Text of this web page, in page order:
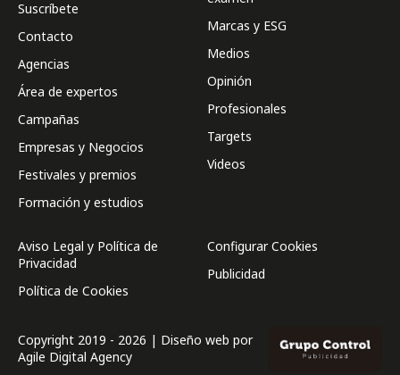
Suscríbete
Contacto
Agencias
Área de expertos
Campañas
Empresas y Negocios
Festivales y premios
Formación y estudios
Marcas y ESG
Medios
Opinión
Profesionales
Targets
Videos
Aviso Legal y Política de
Privacidad
Política de Cookies
Configurar Cookies
Publicidad
Copyright 2019 - 2026 | Diseño web por
Agile Digital Agency